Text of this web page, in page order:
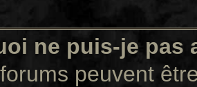
ne puis-je pas
peuvent